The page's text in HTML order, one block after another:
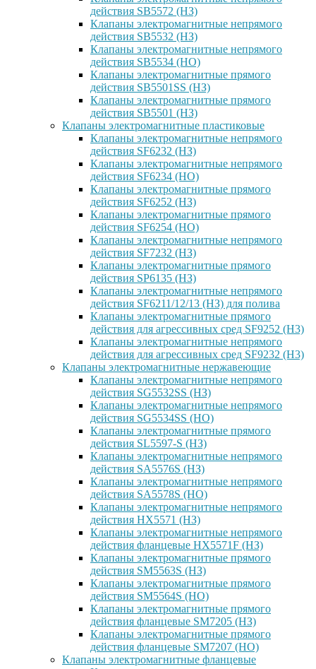
действия SB5572 (НЗ)
Клапаны электромагнитные непрямого
действия SB5532 (НЗ)
Клапаны электромагнитные непрямого
действия SB5534 (НО)
Клапаны электромагнитные прямого
действия SB5501SS (НЗ)
Клапаны электромагнитные прямого
действия SB5501 (НЗ)
Клапаны электромагнитные пластиковые
Клапаны электромагнитные непрямого
действия SF6232 (НЗ)
Клапаны электромагнитные непрямого
действия SF6234 (НО)
Клапаны электромагнитные прямого
действия SF6252 (НЗ)
Клапаны электромагнитные прямого
действия SF6254 (НО)
Клапаны электромагнитные непрямого
действия SF7232 (НЗ)
Клапаны электромагнитные прямого
действия SP6135 (НЗ)
Клапаны электромагнитные непрямого
действия SF6211/12/13 (НЗ) для полива
Клапаны электромагнитные прямого
действия для агрессивных сред SF9252 (H3)
Клапаны электромагнитные непрямого
действия для агрессивных сред SF9232 (H3)
Клапаны электромагнитные нержавеющие
Клапаны электромагнитные непрямого
действия SG5532SS (НЗ)
Клапаны электромагнитные непрямого
действия SG5534SS (НО)
Клапаны электромагнитные прямого
действия SL5597-S (НЗ)
Клапаны электромагнитные непрямого
действия SA5576S (НЗ)
Клапаны электромагнитные непрямого
действия SA5578S (НО)
Клапаны электромагнитные непрямого
действия HX5571 (НЗ)
Клапаны электромагнитные непрямого
действия фланцевые HX5571F (НЗ)
Клапаны электромагнитные прямого
действия SM5563S (НЗ)
Клапаны электромагнитные прямого
действия SM5564S (НО)
Клапаны электромагнитные прямого
действия фланцевые SM7205 (НЗ)
Клапаны электромагнитные прямого
действия фланцевые SM7207 (НО)
Клапаны электромагнитные фланцевые